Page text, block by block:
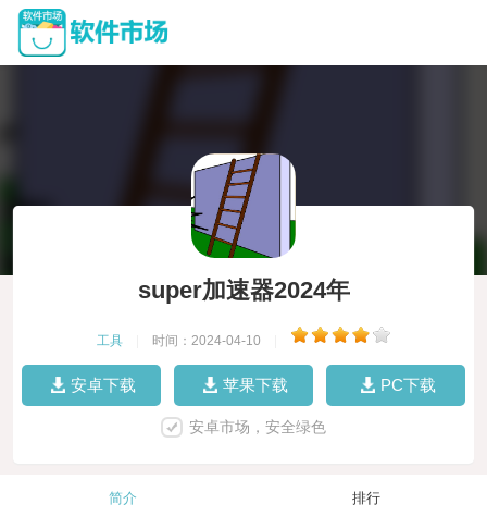
super加速器2024年
工具 时间：2024-04-10
安卓下载 苹果下载 PC下载
安卓市场，安全绿色
简介 排行